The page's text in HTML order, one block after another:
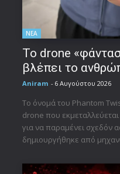
ΝΕΑ
Το drone
βλέπει το
Aniram - 6 Αυγούστου 2026
Το όνομά του Phantom
drone που
για να παραμένει σχεδόν
δημιουργήθηκε από